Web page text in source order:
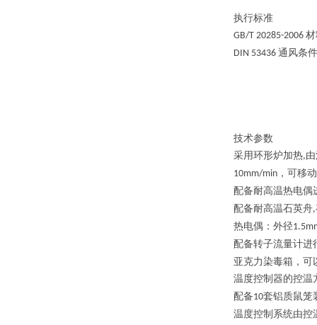
执行标准
GB/T 20285-2006
DIN 53436 通风条
技术参数
采用环形炉加热,
10mm/min ，可移
配备耐高温热电偶
配备耐高温石英舟,
热电偶：外径
配备转子流量计进
亚克力染毒箱，可
温度控制器的控温
配备10套铝质鼠笼
温度控制系统由控